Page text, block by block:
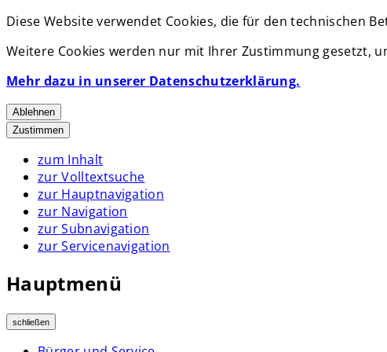
Diese Website verwendet Cookies, die für den technischen
Weitere Cookies werden nur mit Ihrer Zustimmung gesetzt,
Mehr dazu in unserer Datenschutzerklärung.
Ablehnen
Zustimmen
zum Inhalt
zur Volltextsuche
zur Hauptnavigation
zur Navigation
zur Subnavigation
zur Servicenavigation
Hauptmenü
schließen